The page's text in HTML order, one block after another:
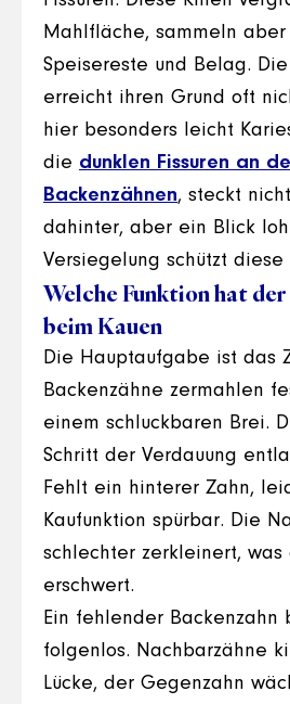
Mahlfläche, sammeln aber
Speisereste und Belag.
erreicht ihren Grund oft
hier besonders leicht
die dunklen Fissuren an
Backenzähnen, steckt
dahinter, aber ein Blick
Versiegelung schützt diese
Welche Funktion hat
beim Kauen
Die Hauptaufgabe ist das
Backenzähne zermahlen
einem schluckbaren Brei.
Schritt der Verdauung
Fehlt ein hinterer Zahn,
Kaufunktion spürbar. Die
schlechter zerkleinert, was
erschwert.
Ein fehlender Backenzahn
folgenlos. Nachbarzähne
Lücke, der Gegenzahn